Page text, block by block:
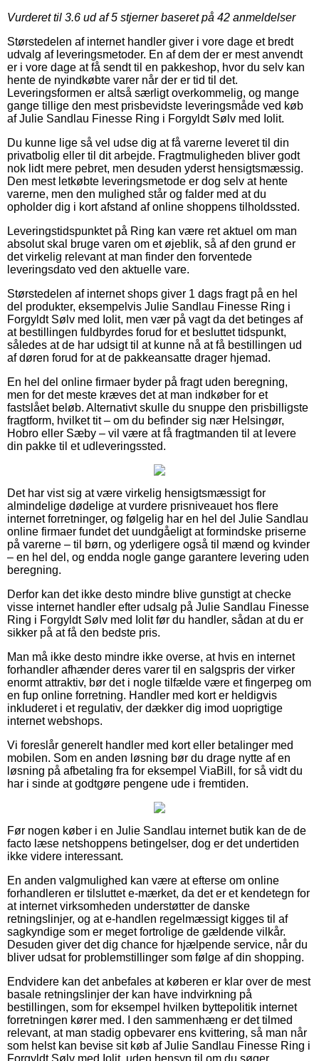
Vurderet til 3.6 ud af 5 stjerner baseret på 42 anmeldelser
Størstedelen af internet handler giver i vore dage et bredt
udvalg af leveringsmetoder. En af dem der er mest anvendt
er i vore dage at få sendt til en pakkeshop, hvor du selv kan
hente de nyindkøbte varer når der er tid til det.
Leveringsformen er altså særligt overkommelig, og mange
gange tillige den mest prisbevidste leveringsmåde ved køb
af Julie Sandlau Finesse Ring i Forgyldt Sølv med Iolit.
Du kunne lige så vel udse dig at få varerne leveret til din
privatbolig eller til dit arbejde. Fragtmuligheden bliver godt
nok lidt mere pebret, men desuden yderst hensigtsmæssig.
Den mest letkøbte leveringsmetode er dog selv at hente
varerne, men den mulighed står og falder med at du
opholder dig i kort afstand af online shoppens tilholdssted.
Leveringstidspunktet på Ring kan være ret aktuel om man
absolut skal bruge varen om et øjeblik, så af den grund er
det virkelig relevant at man finder den forventede
leveringsdato ved den aktuelle vare.
Størstedelen af internet shops giver 1 dags fragt på en hel
del produkter, eksempelvis Julie Sandlau Finesse Ring i
Forgyldt Sølv med Iolit, men vær på vagt da det betinges af
at bestillingen fuldbyrdes forud for et besluttet tidspunkt,
således at de har udsigt til at kunne nå at få bestillingen ud
af døren forud for at de pakkeansatte drager hjemad.
En hel del online firmaer byder på fragt uden beregning,
men for det meste kræves det at man indkøber for et
fastslået beløb. Alternativt skulle du snuppe den prisbilligste
fragtform, hvilket tit – om du befinder sig nær Helsingør,
Hobro eller Sæby – vil være at få fragtmanden til at levere
din pakke til et udleveringssted.
Det har vist sig at være virkelig hensigtsmæssigt for
almindelige dødelige at vurdere prisniveauet hos flere
internet forretninger, og følgelig har en hel del Julie Sandlau
online firmaer fundet det uundgåeligt at formindske priserne
på varerne – til børn, og yderligere også til mænd og kvinder
– en hel del, og endda nogle gange garantere levering uden
beregning.
Derfor kan det ikke desto mindre blive gunstigt at checke
visse internet handler efter udsalg på Julie Sandlau Finesse
Ring i Forgyldt Sølv med Iolit før du handler, sådan at du er
sikker på at få den bedste pris.
Man må ikke desto mindre ikke overse, at hvis en internet
forhandler afhænder deres varer til en salgspris der virker
enormt attraktiv, bør det i nogle tilfælde være et fingerpeg om
en fup online forretning. Handler med kort er heldigvis
inkluderet i et regulativ, der dækker dig imod uoprigtige
internet webshops.
Vi foreslår generelt handler med kort eller betalinger med
mobilen. Som en anden løsning bør du drage nytte af en
løsning på afbetaling fra for eksempel ViaBill, for så vidt du
har i sinde at godtgøre pengene ude i fremtiden.
Før nogen køber i en Julie Sandlau internet butik kan de de
facto læse netshoppens betingelser, dog er det undertiden
ikke videre interessant.
En anden valgmulighed kan være at efterse om online
forhandleren er tilsluttet e-mærket, da det er et kendetegn for
at internet virksomheden understøtter de danske
retningslinjer, og at e-handlen regelmæssigt kigges til af
sagkyndige som er meget fortrolige de gældende vilkår.
Desuden giver det dig chance for hjælpende service, når du
bliver udsat for problemstillinger som følge af din shopping.
Endvidere kan det anbefales at køberen er klar over de mest
basale retningslinjer der kan have indvirkning på
bestillingen, som for eksempel hvilken byttepolitik internet
forretningen kører med. I den sammenhæng er det tilmed
relevant, at man stadig opbevarer ens kvittering, så man når
som helst kan bevise sit køb af Julie Sandlau Finesse Ring i
Forgyldt Sølv med Iolit, uden hensyn til om du søger